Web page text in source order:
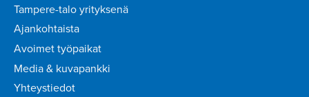
Tampere-talo yrityksenä
Ajankohtaista
Avoimet työpaikat
Media & kuvapankki
Yhteystiedot